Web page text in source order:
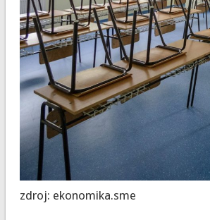
zdroj: ekonomika.sme